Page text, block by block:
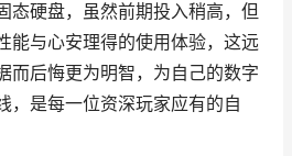
态硬盘，虽然前期投入稍高，但
能与心安理得的使用体验，这远
而后悔更为明智，为自己的数字
，是每一位资深玩家应有的自